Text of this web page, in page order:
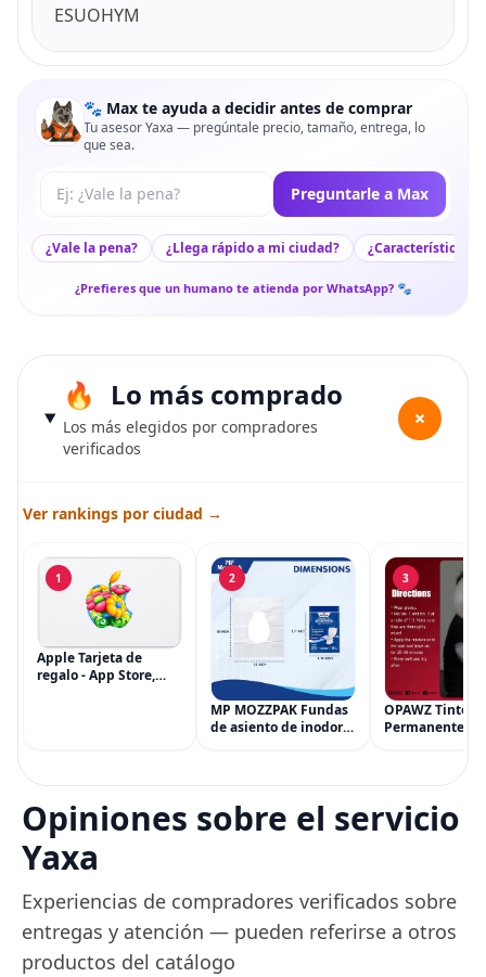
ESUOHYM
🐾 Max te ayuda a decidir antes de comprar
Tu asesor Yaxa — pregúntale precio, tamaño, entrega, lo
que sea.
Tu pregunta a Max Preguntarle a Max
¿Vale la pena? ¿Llega rápido a mi ciudad? ¿Características
¿Prefieres que un humano te atienda por WhatsApp? 🐾
Lo más comprado
Los más elegidos por compradores
verificados
+
Ver rankings por ciudad →
1
Apple Tarjeta de
regalo - App Store,
2
MP MOZZPAK Fundas
de asiento de inodoro
para entrenamiento
3
OPAWZ Tinte
Permanente
Tinte para
Peluquería
una Década,
Opiniones sobre el servicio
Yaxa
Experiencias de compradores verificados sobre
entregas y atención — pueden referirse a otros
productos del catálogo